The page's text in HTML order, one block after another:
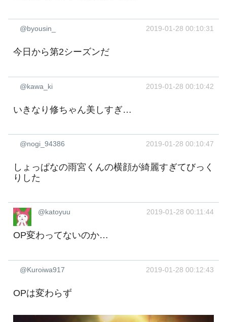
@byousin_ 2019-01-28 00:10:31
今日から第2シーズンだ
@kawa_ki 2019-01-28 00:10:42
いきなり修ちゃん美しすぎ…
@nogi_94386 2019-01-28 00:10:47
しょっぱなの雨宮くんの横顔が綺麗すぎてびっく
りした
@katoyuu 2019-01-28 00:11:44
OP変わってないのか…
@Kuroiwa917 2019-01-28 00:12:43
OPは変わらず